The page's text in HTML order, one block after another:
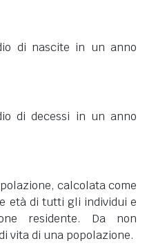
di nascite in un anno
di decessi in un anno
calcolata come
età di tutti gli individui e
residente. Da non
vita di una popolazione.